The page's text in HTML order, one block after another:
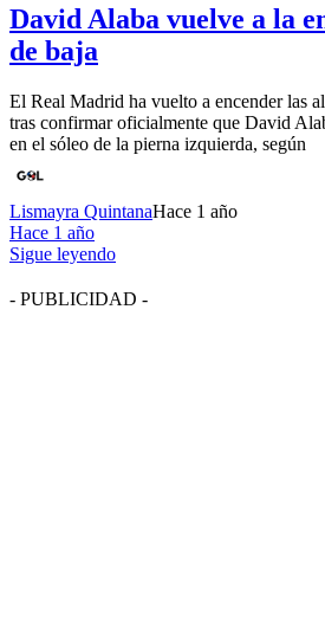
David Alaba vuelve a la
de baja
El Real Madrid ha vuelto a encender las
tras confirmar oficialmente que David
en el sóleo de la pierna izquierda, según
Lismayra QuintanaHace 1 año
Hace 1 año
Sigue leyendo
- PUBLICIDAD -